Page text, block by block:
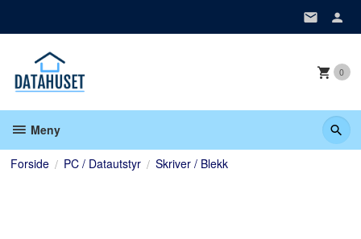
0
Meny
Forside PC / Datautstyr Skriver / Blekk